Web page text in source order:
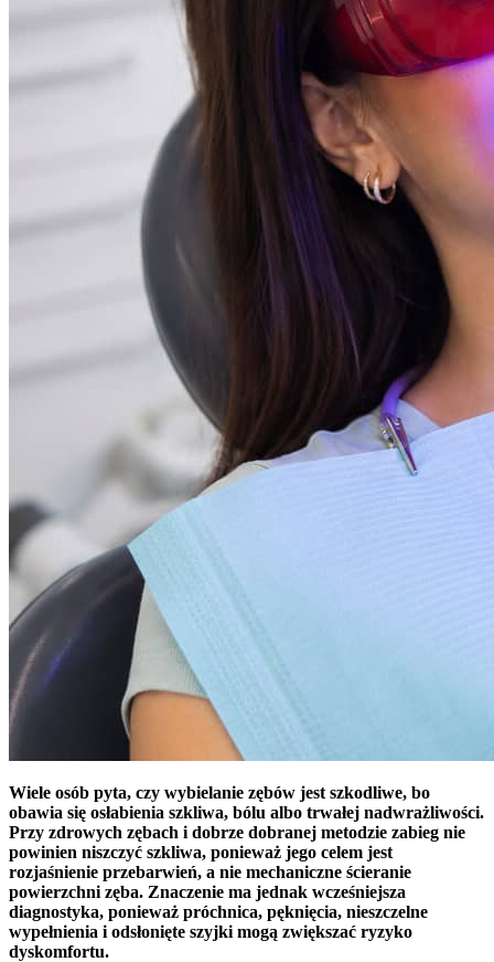
Wiele osób pyta, czy wybielanie zębów jest szkodliwe, bo
obawia się osłabienia szkliwa, bólu albo trwałej nadwrażliwości.
Przy zdrowych zębach i dobrze dobranej metodzie zabieg nie
powinien niszczyć szkliwa, ponieważ jego celem jest
rozjaśnienie przebarwień, a nie mechaniczne ścieranie
powierzchni zęba. Znaczenie ma jednak wcześniejsza
diagnostyka, ponieważ próchnica, pęknięcia, nieszczelne
wypełnienia i odsłonięte szyjki mogą zwiększać ryzyko
dyskomfortu.